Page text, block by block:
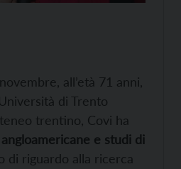
all’età 71 anni,
di Trento
trentino, Covi ha
e studi di
di riguardo alla ricerca